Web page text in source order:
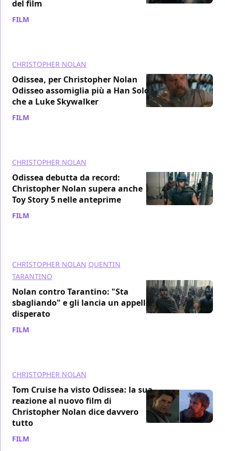
del film
FILM
CHRISTOPHER NOLAN
Odissea, per Christopher Nolan
Odisseo assomiglia più a Han Solo
che a Luke Skywalker
FILM
CHRISTOPHER NOLAN
Odissea debutta da record:
Christopher Nolan supera anche
Toy Story 5 nelle anteprime
FILM
CHRISTOPHER NOLAN QUENTIN
TARANTINO
Nolan contro Tarantino: "Sta
sbagliando" e gli lancia un appello
disperato
FILM
CHRISTOPHER NOLAN
Tom Cruise ha visto Odissea: la sua
reazione al nuovo film di
Christopher Nolan dice davvero
tutto
FILM